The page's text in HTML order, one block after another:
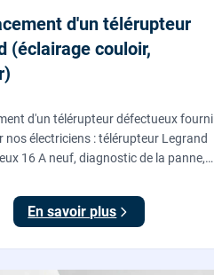
d'un télérupteur
(éclairage couloir,
d'un télérupteur défectueux fourni
nos électriciens : télérupteur Legrand
16 A neuf, diagnostic de la panne,
vos boutons poussoirs.
En savoir plus